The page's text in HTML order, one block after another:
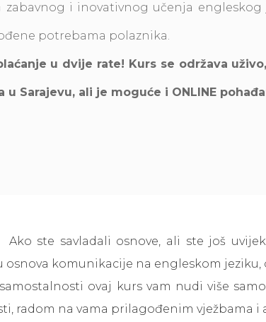
zabavnog i inovativnog učenja engleskog
potrebama polaznika.
u dvije rate! Kurs se održava
u Sarajevu, ali je moguće i ONLINE
Ako ste savladali osnove, ali ste još
osnova komunikacije na engleskom jeziku,
ovaj kurs vam nudi više
radom na vama prilagođenim vježbama